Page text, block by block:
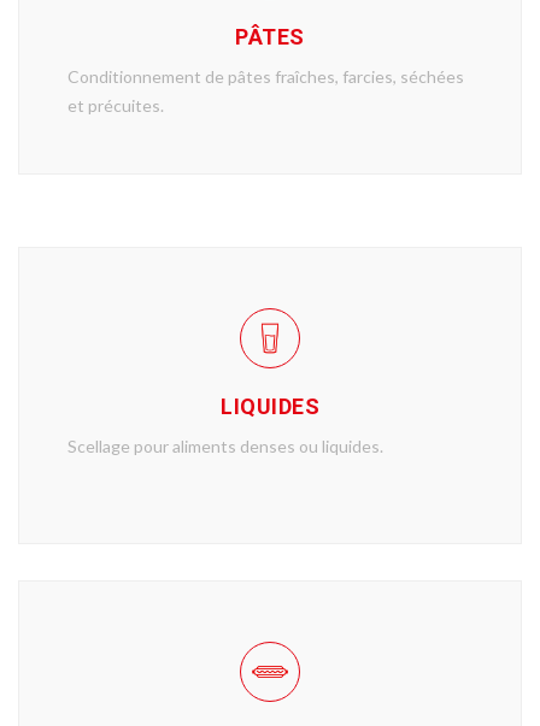
PÂTES
Conditionnement de pâtes fraîches, farcies, séchées
et précuites.
LIQUIDES
Scellage pour aliments denses ou liquides.